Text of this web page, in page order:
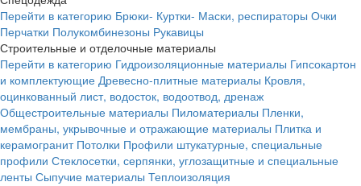
Перейти в категорию Брюки- Куртки- Маски, респираторы Очки
Перчатки Полукомбинезоны Рукавицы
Строительные и отделочные материалы
Перейти в категорию Гидроизоляционные материалы Гипсокартон
и комплектующие Древесно-плитные материалы Кровля,
оцинкованный лист, водосток, водоотвод, дренаж
Общестроительные материалы Пиломатериалы Пленки,
мембраны, укрывочные и отражающие материалы Плитка и
керамогранит Потолки Профили штукатурные, специальные
профили Стеклосетки, серпянки, углозащитные и специальные
ленты Сыпучие материалы Теплоизоляция